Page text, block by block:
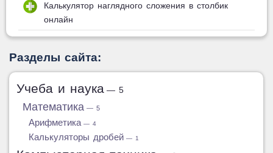
Калькулятор наглядного сложения в столбик
онлайн
Разделы сайта:
Учеба и наука — 5
Математика — 5
Арифметика — 4
Калькуляторы дробей — 1